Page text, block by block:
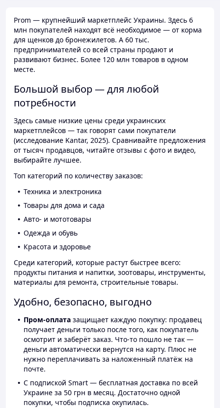
Prom — крупнейший маркетплейс Украины. Здесь 6
млн покупателей находят всё необходимое — от корма
для щенков до бронежилетов. А 60 тыс.
предпринимателей со всей страны продают и
развивают бизнес. Более 120 млн товаров в одном
месте.
Большой выбор — для любой
потребности
Здесь самые низкие цены среди украинских
маркетплейсов — так говорят сами покупатели
(исследование Kantar, 2025). Сравнивайте предложения
от тысяч продавцов, читайте отзывы с фото и видео,
выбирайте лучшее.
Топ категорий по количеству заказов:
Техника и электроника
Товары для дома и сада
Авто- и мототовары
Одежда и обувь
Красота и здоровье
Среди категорий, которые растут быстрее всего:
продукты питания и напитки, зоотовары, инструменты,
материалы для ремонта, строительные товары.
Удобно, безопасно, выгодно
Пром-оплата защищает каждую покупку: продавец
получает деньги только после того, как покупатель
осмотрит и заберёт заказ. Что-то пошло не так —
деньги автоматически вернутся на карту. Плюс не
нужно переплачивать за наложенный платёж на
почте.
С подпиской Smart — бесплатная доставка по всей
Украине за 50 грн в месяц. Достаточно одной
покупки, чтобы подписка окупилась.